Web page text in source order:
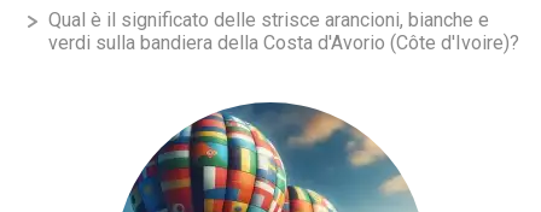
Qual è il significato delle strisce arancioni, bianche e
verdi sulla bandiera della Costa d'Avorio (Côte d'Ivoire)?